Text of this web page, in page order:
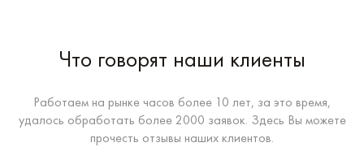
Что говорят наши клиенты
Работаем на рынке часов более 10 лет, за это время,
удалось обработать более 2000 заявок. Здесь Вы можете
прочесть отзывы наших клиентов.